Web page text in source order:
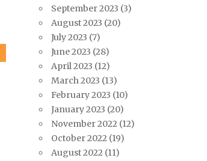
September 2023 (3)
August 2023 (20)
July 2023 (7)
June 2023 (28)
April 2023 (12)
March 2023 (13)
February 2023 (10)
January 2023 (20)
November 2022 (12)
October 2022 (19)
August 2022 (11)